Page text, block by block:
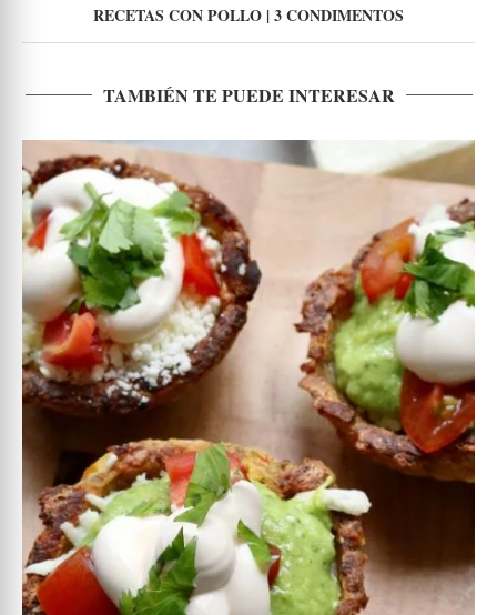
RECETAS CON POLLO | 3 CONDIMENTOS
TAMBIÉN TE PUEDE INTERESAR